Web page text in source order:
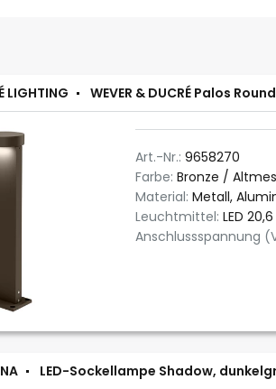
LIGHTING WEVER & DUCRÉ Palos
Art.-Nr.: 9658270
Farbe: Bronze /
Material: Metall,
Leuchtmittel: LED
Anschlussspannung
LED-Sockellampe Shadow,